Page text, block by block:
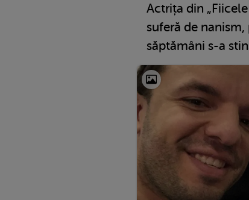
Actrița din
suferă de
săptămâni s-a